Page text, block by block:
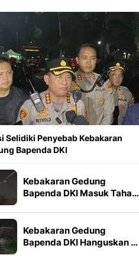
Selidiki Penyebab Kebakaran
Bapenda DKI
Kebakaran Gedung
Bapenda DKI Masuk Taha…
Kebakaran Gedung
Bapenda DKI Hanguskan …